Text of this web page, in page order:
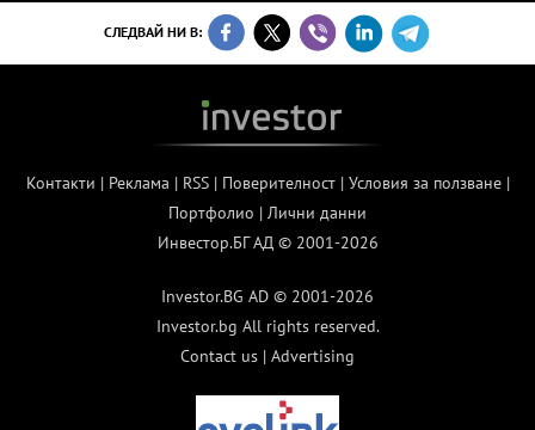
СЛЕДВАЙ НИ В:
Контакти | Реклама | RSS| Поверителност| Условия за ползване|
Портфолио | Лични данни
Инвестор.БГ АД © 2001-2026
Investor.BG AD © 2001-2026
Investor.bg All rights reserved.
Contact us | Advertising